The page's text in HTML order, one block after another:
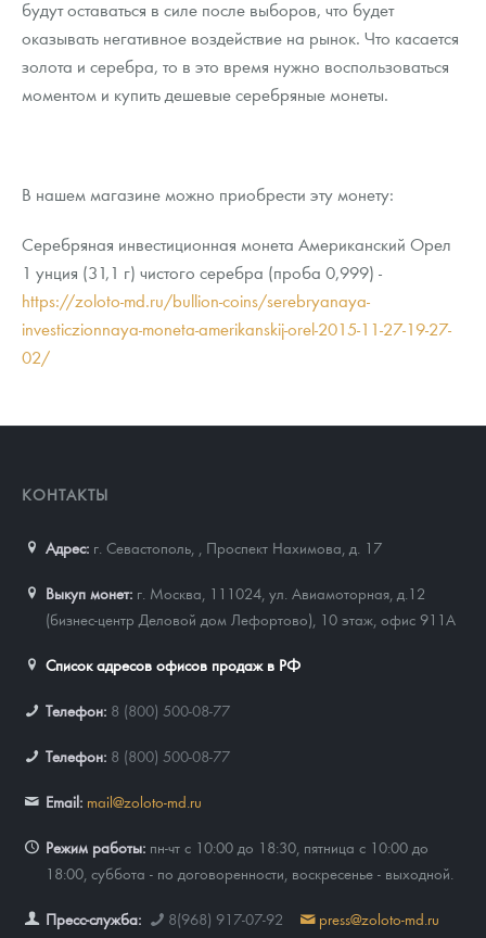
будут оставаться в силе после выборов, что будет
оказывать негативное воздействие на рынок. Что касается
золота и серебра, то в это время нужно воспользоваться
моментом и купить дешевые серебряные монеты.
В нашем магазине можно приобрести эту монету:
Серебряная инвестиционная монета Американский Орел
1 унция (31,1 г) чистого серебра (проба 0,999) -
https://zoloto-md.ru/bullion-coins/serebryanaya-
investiczionnaya-moneta-amerikanskij-orel-2015-11-27-19-27-
02/
КОНТАКТЫ
Адрес: г. Севастополь, Проспект Нахимова, д. 17
Выкуп монет: г. Москва, 111024, ул. Авиамоторная, д.12
(бизнес-центр Деловой дом Лефортово), 10 этаж, офис 911А
Список адресов офисов продаж в РФ
Телефон: 8 (800) 500-08-77
Телефон: 8 (800) 500-08-77
Email: mail@zoloto-md.ru
Режим работы: пн-чт с 10:00 до 18:30, пятница с 10:00 до
18:00, суббота - по договоренности, воскресенье - выходной.
Пресс-служба: 8(968) 917-07-92 press@zoloto-md.ru